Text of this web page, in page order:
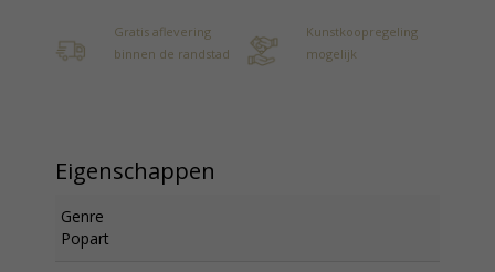
Gratis aflevering
binnen de randstad
Kunstkoopregeling
mogelijk
Eigenschappen
Genre
Popart